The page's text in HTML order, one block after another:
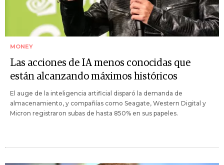
MONEY
Las acciones de IA menos conocidas que
están alcanzando máximos históricos
El auge de la inteligencia artificial disparó la demanda de
almacenamiento, y compañías como Seagate, Western Digital y
Micron registraron subas de hasta 850% en sus papeles.